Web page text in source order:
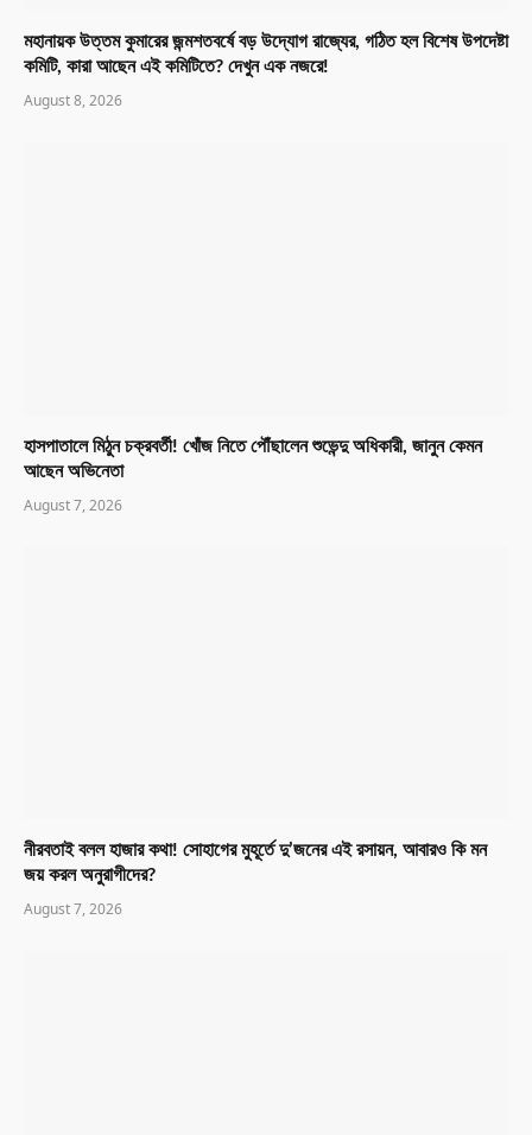
মহানায়ক উত্তম কুমারের জন্মশতবর্ষে বড় উদ্যোগ রাজ্যের, গঠিত হল বিশেষ উপদেষ্টা
কমিটি, কারা আছেন এই কমিটিতে? দেখুন এক নজরে!
August 8, 2026
হাসপাতালে মিঠুন চক্রবর্তী! খোঁজ নিতে পৌঁছালেন শুভেন্দু অধিকারী, জানুন কেমন
আছেন অভিনেতা
August 7, 2026
নীরবতাই বলল হাজার কথা! সোহাগের মুহূর্তে দু’জনের এই রসায়ন, আবারও কি মন
জয় করল অনুরাগীদের?
August 7, 2026